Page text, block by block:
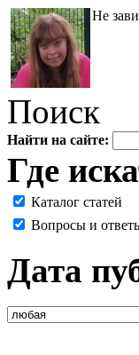
Не
Поиск
Найти на сайте:
Где
Каталог статей
Вопросы и
Дата